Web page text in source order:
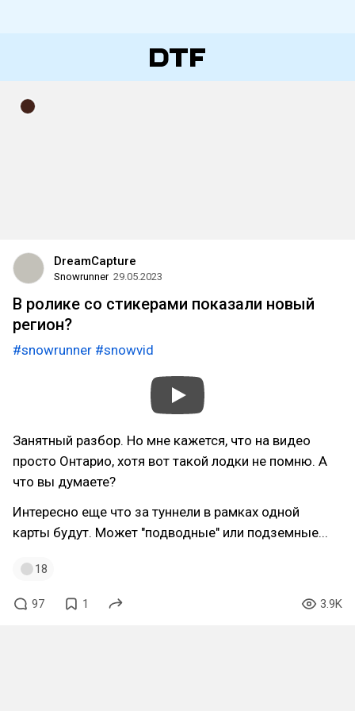
DreamCapture
Snowrunner 29.05.2023
В ролике со стикерами показали новый
регион?
#snowrunner #snowvid
Занятный разбор. Но мне кажется, что на видео
просто Онтарио, хотя вот такой лодки не помню. А
что вы думаете?
Интересно еще что за туннели в рамках одной
карты будут. Может "подводные" или подземные...
18
97 1 3.9K